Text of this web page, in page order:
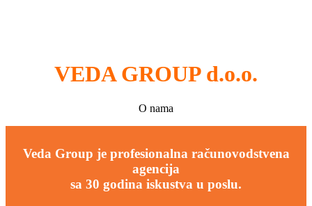
VEDA GROUP d.o.o.
O nama
Veda Group je profesionalna računovodstvena
agencija
sa 30 godina iskustva u poslu.